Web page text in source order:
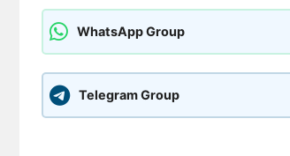
WhatsApp Group
Telegram Group